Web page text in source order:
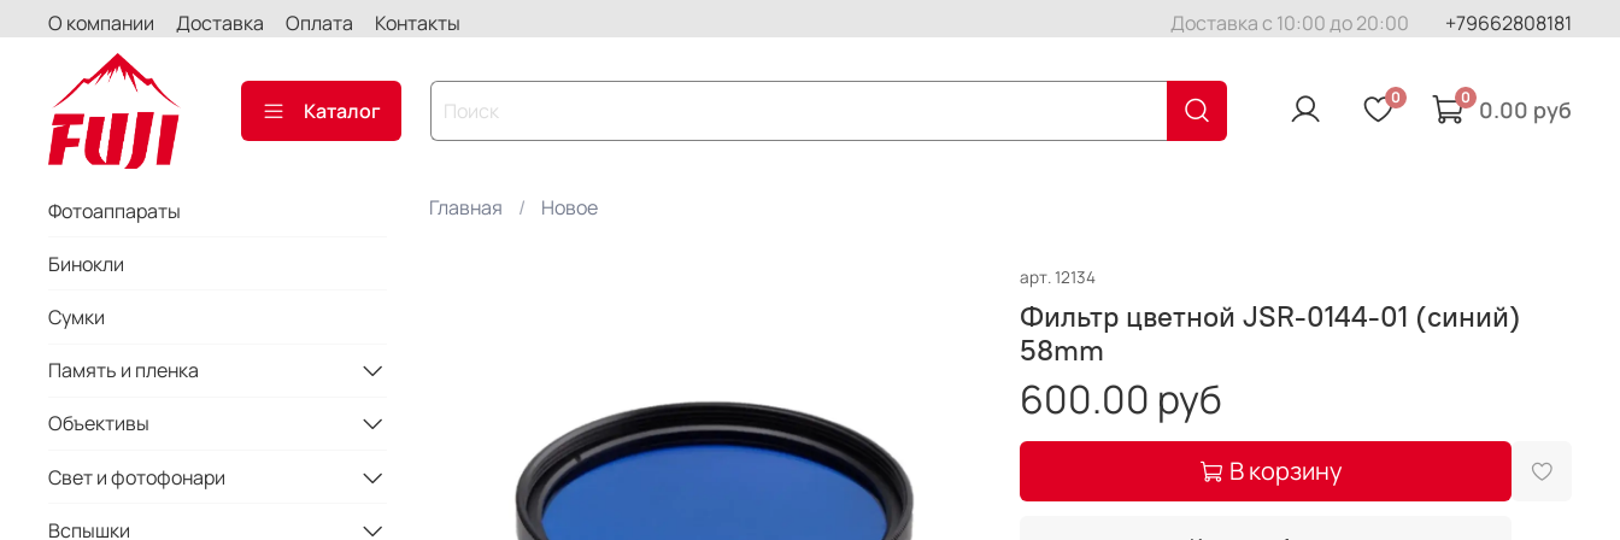
О компании Доставка Оплата Контакты Доставка с 10:00 до 20:00 +79662808181
Каталог
0 0 0.00 руб
Главная Новое
арт. 12134
Фильтр цветной JSR-0144-01 (синий)
58mm
600.00 руб
В корзину
Фотоаппараты
Бинокли
Сумки
Память и пленка
Объективы
Свет и фотофонари
Вспышки